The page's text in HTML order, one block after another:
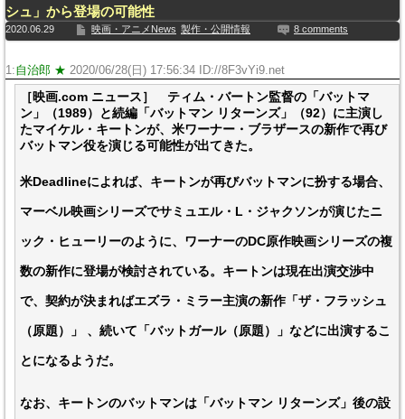
シュ」から登場の可能性
2020.06.29 映画・アニメNews 製作・公開情報 8 comments
1:自治郎 ★ 2020/06/28(日) 17:56:34 ID://8F3vYi9.net
［映画.com ニュース］ ティム・バートン監督の「バットマ
ン」（1989）と続編「バットマン リターンズ」（92）に主演し
たマイケル・キートンが、米ワーナー・ブラザースの新作で再び
バットマン役を演じる可能性が出てきた。
米Deadlineによれば、キートンが再びバットマンに扮する場合、
マーベル映画シリーズでサミュエル・L・ジャクソンが演じたニ
ック・ヒューリーのように、ワーナーのDC原作映画シリーズの複
数の新作に登場が検討されている。キートンは現在出演交渉中
で、契約が決まればエズラ・ミラー主演の新作「ザ・フラッシュ
（原題）」 、続いて「バットガール（原題）」などに出演するこ
とになるようだ。
なお、キートンのバットマンは「バットマン リターンズ」後の設